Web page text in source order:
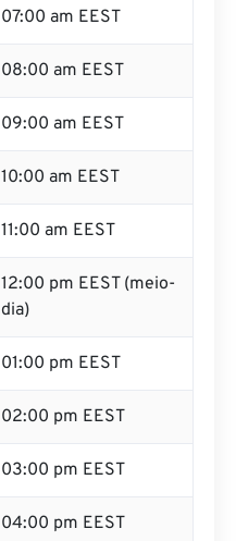
07:00 am EEST
08:00 am EEST
09:00 am EEST
10:00 am EEST
11:00 am EEST
12:00 pm EEST (meio-
dia)
01:00 pm EEST
02:00 pm EEST
03:00 pm EEST
04:00 pm EEST